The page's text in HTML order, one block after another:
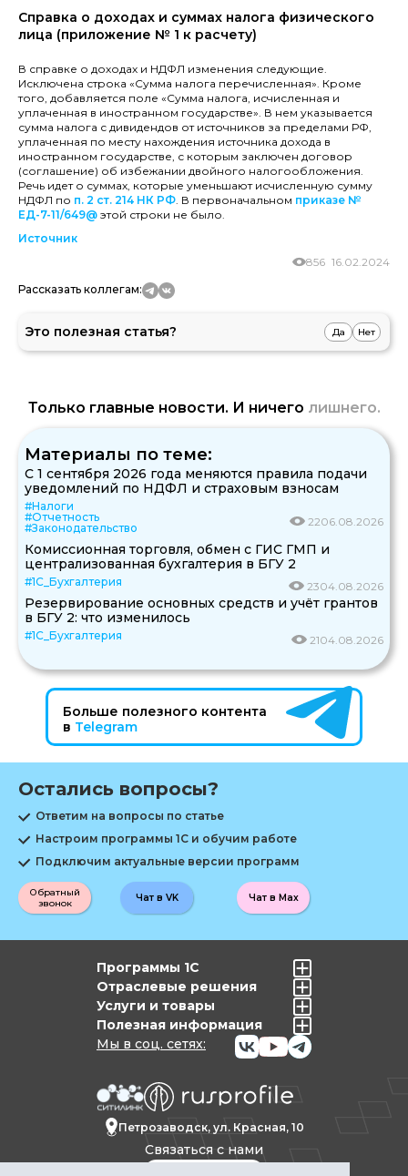
Справка о доходах и суммах налога физического
лица (приложение № 1 к расчету)
В справке о доходах и НДФЛ изменения следующие.
Исключена строка «Сумма налога перечисленная». Кроме
того, добавляется поле «Сумма налога, исчисленная и
уплаченная в иностранном государстве». В нем указывается
сумма налога с дивидендов от источников за пределами РФ,
уплаченная по месту нахождения источника дохода в
иностранном государстве, с которым заключен договор
(соглашение) об избежании двойного налогообложения.
Речь идет о суммах, которые уменьшают исчисленную сумму
НДФЛ по п. 2 ст. 214 НК РФ. В первоначальном приказе №
ЕД-7-11/649@ этой строки не было.
Источник
16.02.2024
856
Рассказать коллегам:
Это полезная статья? Да Нет
Только главные новости. И ничего лишнего.
Материалы по теме:
С 1 сентября 2026 года меняются правила подачи
уведомлений по НДФЛ и страховым взносам
#Налоги
#Отчетность
#Законодательство
2206.08.2026
Комиссионная торговля, обмен с ГИС ГМП и
централизованная бухгалтерия в БГУ 2
#1С_Бухгалтерия 2304.08.2026
Резервирование основных средств и учёт грантов
в БГУ 2: что изменилось
#1С_Бухгалтерия 2104.08.2026
Больше полезного контента
в Telegram
Остались вопросы?
Ответим на вопросы по статье
Настроим программы 1С и обучим работе
Подключим актуальные версии программ
Обратный
звонок
Чат в Max
Чат в VK
Петрозаводск, ул. Красная, 10
Связаться с нами
Мы в соц. сетях:
Программы 1С
Отраслевые решения
Услуги и товары
Полезная информация